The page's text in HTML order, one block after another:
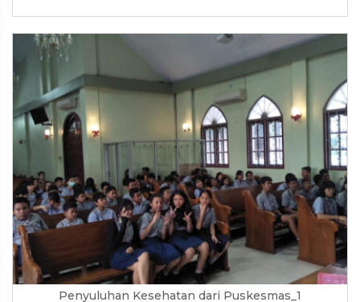
Penyuluhan Kesehatan dari Puskesmas_1